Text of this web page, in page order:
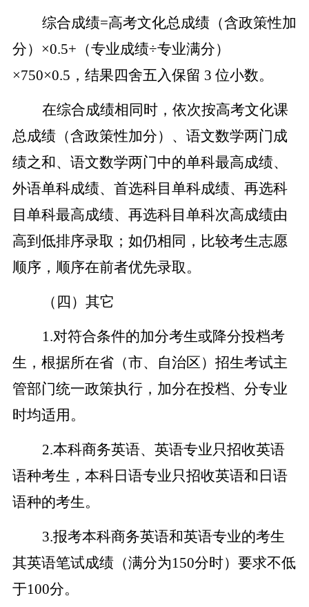
综合成绩=高考文化总成绩（含政策性加
分）×0.5+（专业成绩÷专业满分）
×750×0.5，结果四舍五入保留 3 位小数。
在综合成绩相同时，依次按高考文化课
总成绩（含政策性加分）、语文数学两门成
绩之和、语文数学两门中的单科最高成绩、
外语单科成绩、首选科目单科成绩、再选科
目单科最高成绩、再选科目单科次高成绩由
高到低排序录取；如仍相同，比较考生志愿
顺序，顺序在前者优先录取。
（四）其它
1.对符合条件的加分考生或降分投档考
生，根据所在省（市、自治区）招生考试主
管部门统一政策执行，加分在投档、分专业
时均适用。
2.本科商务英语、英语专业只招收英语
语种考生，本科日语专业只招收英语和日语
语种的考生。
3.报考本科商务英语和英语专业的考生
其英语笔试成绩（满分为150分时）要求不低
于100分。